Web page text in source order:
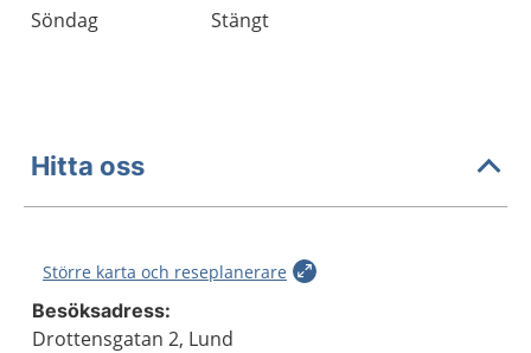
Söndag
Stängt
Hitta oss
Större karta och reseplanerare
Besöksadress:
Drottensgatan 2, Lund